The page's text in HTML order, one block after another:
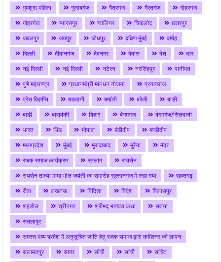
गुमशुदा महिला
गुलाबगंज गैतरगंज गैरतगंज
गोहरगंज
गौहरगंज
ग्यारसपुर ग्वालियर चिकलोद
छतरपुर
जबलपुर
जयपुर जोधपुर दक्षिण मुंबई
दमोह
दिल्ली
दीवानगंज देवनगर देवास देश
धार
नई दिल्ली
नई दिल्ली नटेरन नरसिंहपुर
पानीपत
पुणे महाराष्ट्र
प्रधानमंत्री मानधन योजना
प्रयागराज
प्रेस विज्ञप्ति
बङवानी बम्होरी बरेली
बाङी
बाडी
बाराबंकी बिहार बेगमगंज
बेगमगंज/सिलवानी
भारत
भिंड भोपाल मंडीदीप
मण्डीदीप
मध्यप्रदेश
मुंबई मुरादाबाद मुरैना
मैहर
रजक समाज कार्यक्रम
रतलाम
रायसेन
रायसेन तात्या मामा भील जयंती का समारोह सुल्तानगंज में रखा गया
राहतगढ़
रीवा
लखनऊ विदिशा विदेश
विलासपुर
शहडोल
श्रीनगर श्रीमद् भागवत कथा
सतना
सतलापुर
समस्त मध्य प्रदेश मै अनुसूचित जाति हेतु रजक समाज द्वारा कमिश्नर को ज्ञापन
सलामतपुर
सागर साँची सांची
सांचेत